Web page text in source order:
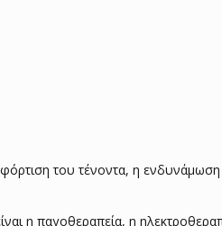
του τένοντα, η
η παγοθεραπεία, η